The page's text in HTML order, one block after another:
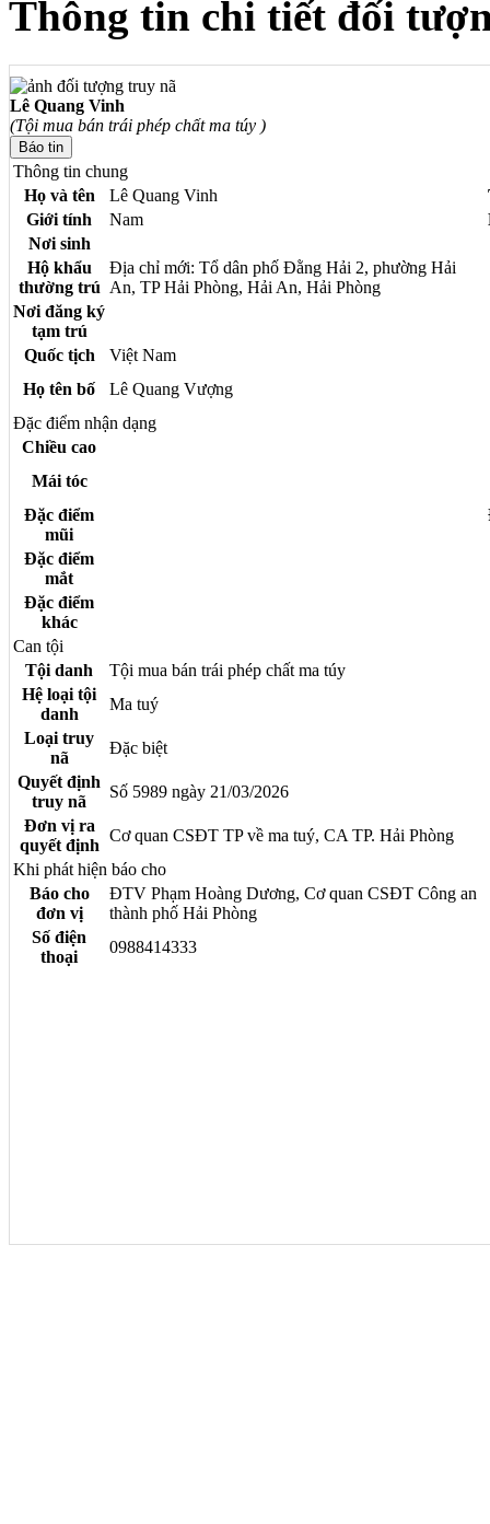
Thông tin chi tiết đối
Lê Quang Vinh
(Tội mua bán trái phép chất ma túy )
Thông tin chung
Họ và tên
Lê Quang Vinh
Giới tính
Nam
Nơi sinh
Hộ khẩu
thường trú
Địa chỉ mới: Tổ dân phố Đằng Hải 2, phường Hải
An, TP Hải Phòng, Hải An, Hải Phòng
Nơi đăng ký
tạm trú
Quốc tịch
Việt Nam
Họ tên bố
Lê Quang Vượng
Đặc điểm nhận dạng
Chiều cao
Mái tóc
Đặc điểm
mũi
Đặc điểm
mắt
Đặc điểm
khác
Can tội
Tội danh
Tội mua bán trái phép chất ma túy
Hệ loại tội
danh
Ma tuý
Loại truy
nã
Đặc biệt
Quyết định
truy nã
Số 5989 ngày 21/03/2026
Đơn vị ra
quyết định
Cơ quan CSĐT TP về ma tuý, CA TP. Hải Phòng
Khi phát hiện báo cho
Báo cho
đơn vị
ĐTV Phạm Hoàng Dương, Cơ quan CSĐT Công an
thành phố Hải Phòng
Số điện
thoại
0988414333